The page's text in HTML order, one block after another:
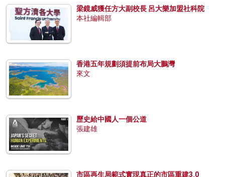
梁鏡威獲任方大副校長 呂大樂加盟社科院
本社編輯部
香港五年規劃須提前布局大鵬灣
來文
歷史給中國人一個公道
張建雄
市區再生局範式實現真正的市區重建3.0